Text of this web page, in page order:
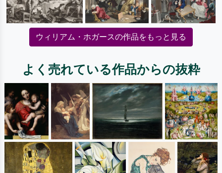
ウィリアム・ホガースの作品をもっと見る
よく売れている作品からの抜粋